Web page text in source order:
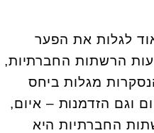
לגלות את הפער
הרשתות החברתיות,
מגלות ביחס
וגם הזדמנות – איום,
החברתיות היא